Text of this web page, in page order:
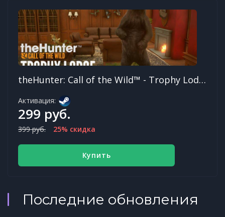
theHunter: Call of the Wild™ - Trophy Lodge Spring Creek Manor DLC
Активация:
299 руб.
399 руб. 25% скидка
Купить
Последние обновления